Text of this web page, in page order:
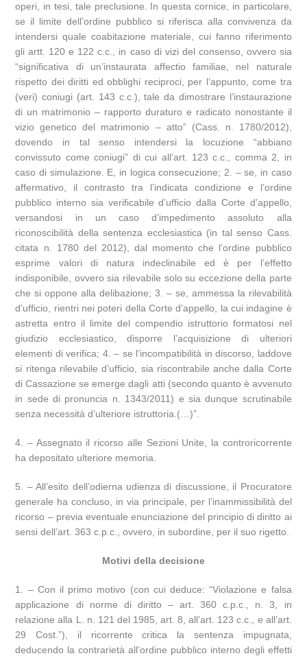
operi, in tesi, tale preclusione. In questa cornice, in particolare,
se il limite dell’ordine pubblico si riferisca alla convivenza da
intendersi quale coabitazione materiale, cui fanno riferimento
gli artt. 120 e 122 c.c., in caso di vizi del consenso, ovvero sia
“significativa di un’instaurata affectio familiae, nel naturale
rispetto dei diritti ed obblighi reciproci, per l’appunto, come tra
(veri) coniugi (art. 143 c.c.), tale da dimostrare l’instaurazione
di un matrimonio – rapporto duraturo e radicato nonostante il
vizio genetico del matrimonio – atto” (Cass. n. 1780/2012),
dovendo in tal senso intendersi la locuzione “abbiano
convissuto come coniugi” di cui all’art. 123 c.c., comma 2, in
caso di simulazione. E, in logica consecuzione; 2. – se, in caso
affermativo, il contrasto tra l’indicata condizione e l’ordine
pubblico interno sia verificabile d’ufficio dalla Corte d’appello,
versandosi in un caso d’impedimento assoluto alla
riconoscibilità della sentenza ecclesiastica (in tal senso Cass.
citata n. 1780 del 2012), dal momento che l’ordine pubblico
esprime valori di natura indeclinabile ed è per l’effetto
indisponibile, ovvero sia rilevabile solo su eccezione della parte
che si oppone alla delibazione; 3. – se, ammessa la rilevabilità
d’ufficio, rientri nei poteri della Corte d’appello, la cui indagine è
astretta entro il limite del compendio istruttorio formatosi nel
giudizio ecclesiastico, disporre l’acquisizione di ulteriori
elementi di verifica; 4. – se l’incompatibilità in discorso, laddove
si ritenga rilevabile d’ufficio, sia riscontrabile anche dalla Corte
di Cassazione se emerge dagli atti (secondo quanto è avvenuto
in sede di pronuncia n. 1343/2011) e sia dunque scrutinabile
senza necessità d’ulteriore istruttoria.(…)”.
4. – Assegnato il ricorso alle Sezioni Unite, la controricorrente
ha depositato ulteriore memoria.
5. – All’esito dell’odierna udienza di discussione, il Procuratore
generale ha concluso, in via principale, per l’inammissibilità del
ricorso – previa eventuale enunciazione del principio di diritto ai
sensi dell’art. 363 c.p.c., ovvero, in subordine, per il suo rigetto.
Motivi della decisione
1. – Con il primo motivo (con cui deduce: “Violazione e falsa
applicazione di norme di diritto – art. 360 c.p.c., n. 3, in
relazione alla L. n. 121 del 1985, art. 8, all’art. 123 c.c., e all’art.
29 Cost.”), il ricorrente critica la sentenza impugnata,
deducendo la contrarietà all’ordine pubblico interno degli effetti